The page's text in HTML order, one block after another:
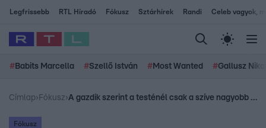
Legfrissebb RTL Híradó Fókusz Sztárhírek Randi Celeb vagyok,
# Babits Marcella #Szellő István # Most Wanted #Gallusz
Címlap› Fókusz› A gazdik szerint a testénél csak a szíve nagyobb a leonbergieknek
Fókusz